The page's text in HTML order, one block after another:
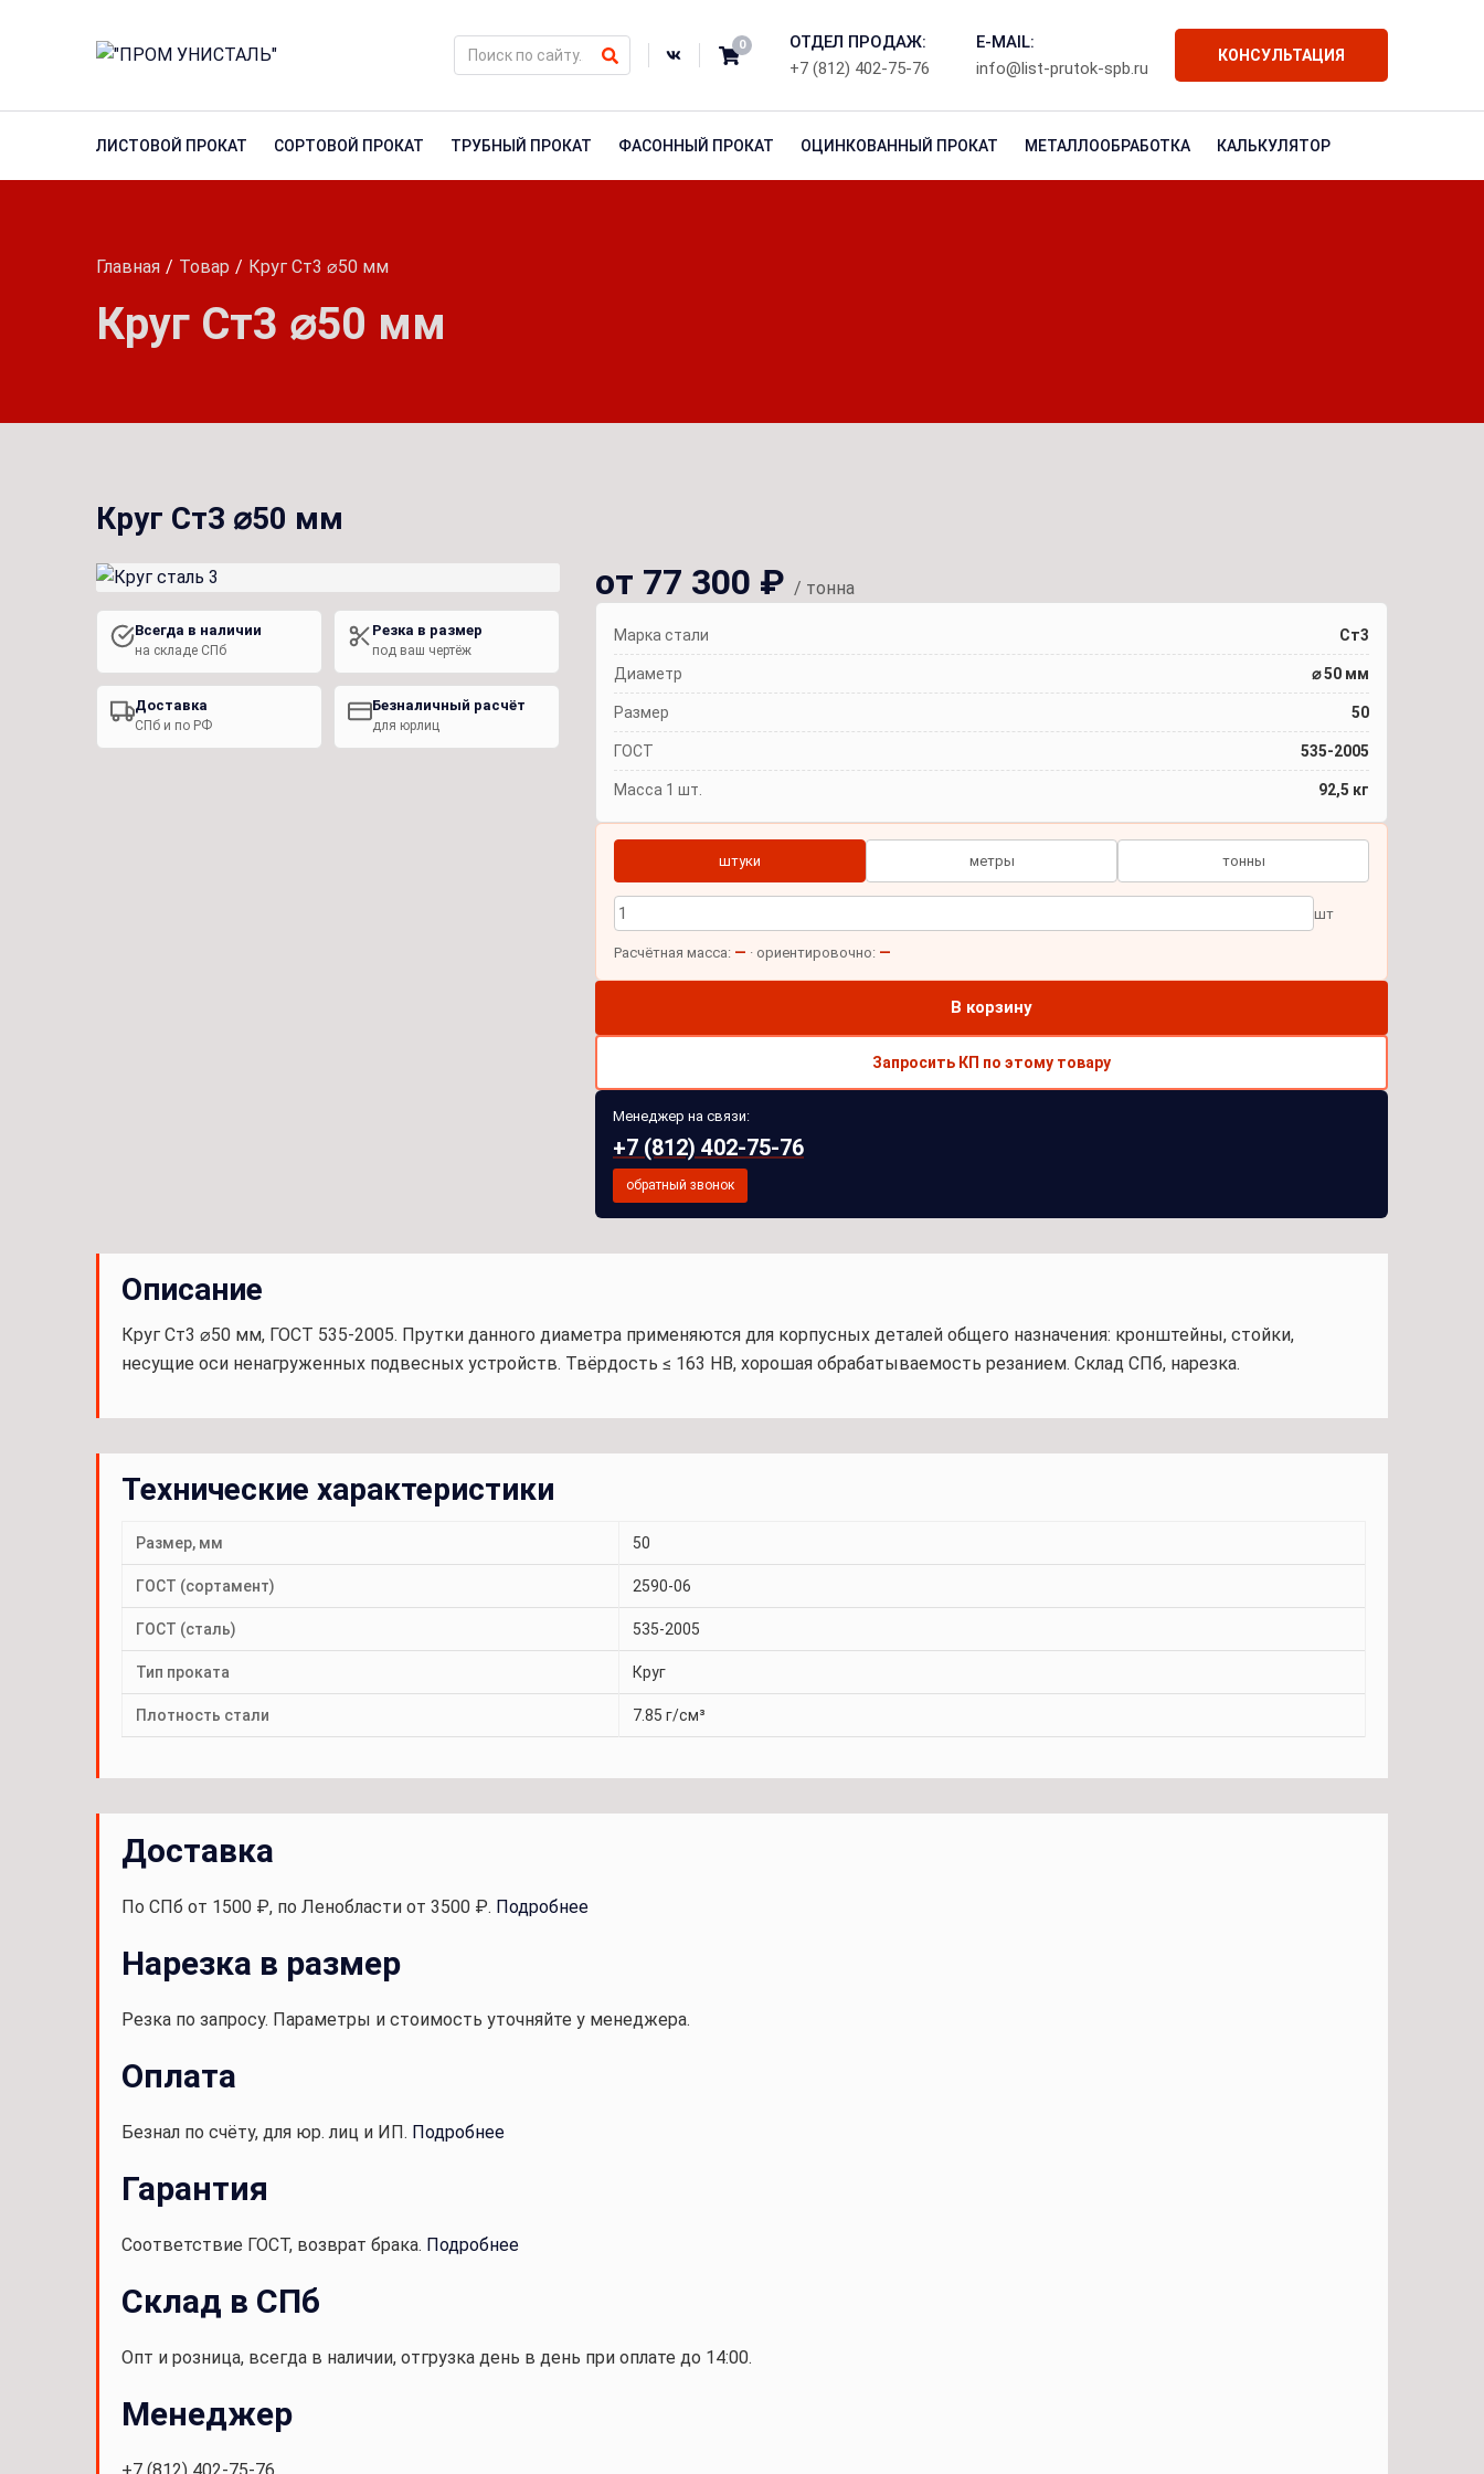
0
КОНСУЛЬТАЦИЯ
ОТДЕЛ ПРОДАЖ:
+7 (812) 402-75-76
E-MAIL:
info@list-prutok-spb.ru
ЛИСТОВОЙ ПРОКАТ СОРТОВОЙ ПРОКАТ ТРУБНЫЙ ПРОКАТ ФАСОННЫЙ ПРОКАТ ОЦИНКОВАННЫЙ ПРОКАТ МЕТАЛЛООБРАБОТКА КАЛЬКУЛЯТОР
Главная Товар Круг Ст3 ⌀50 мм
Круг Ст3 ⌀50 мм
Круг Ст3 ⌀50 мм
Всегда в наличии
на складе СПб
Резка в размер
под ваш чертёж
Доставка
СПб и по РФ
Безналичный расчёт
для юрлиц
от 77 300 ₽ / тонна
Марка стали Ст3
Диаметр ⌀ 50 мм
Размер 50
ГОСТ 535-2005
Масса 1 шт. 92,5 кг
штуки метры тонны
шт
Расчётная масса: — · ориентировочно: —
В корзину
Запросить КП по этому товару
Менеджер на связи:
+7 (812) 402-75-76
обратный звонок
Описание
Круг Ст3 ⌀50 мм, ГОСТ 535-2005. Прутки данного диаметра применяются для корпусных деталей общего назначения: кронштейны, стойки,
несущие оси ненагруженных подвесных устройств. Твёрдость ≤ 163 HB, хорошая обрабатываемость резанием. Склад СПб, нарезка.
Технические характеристики
Размер, мм 50
ГОСТ (сортамент) 2590-06
ГОСТ (сталь) 535-2005
Тип проката Круг
Плотность стали 7.85 г/см³
Доставка
По СПб от 1500 ₽, по Ленобласти от 3500 ₽. Подробнее
Нарезка в размер
Резка по запросу. Параметры и стоимость уточняйте у менеджера.
Оплата
Безнал по счёту, для юр. лиц и ИП. Подробнее
Гарантия
Соответствие ГОСТ, возврат брака. Подробнее
Склад в СПб
Опт и розница, всегда в наличии, отгрузка день в день при оплате до 14:00.
Менеджер